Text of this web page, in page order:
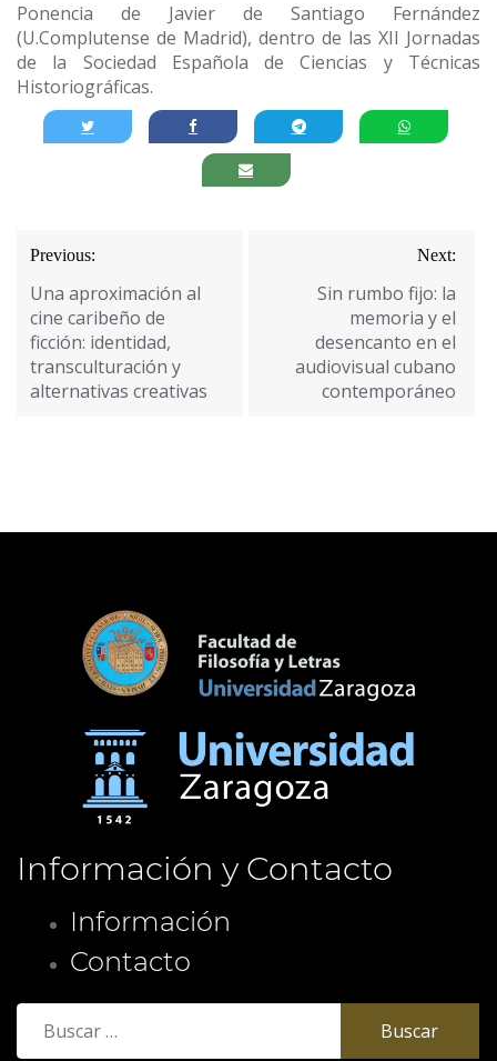
Ponencia de Javier de Santiago Fernández
(U.Complutense de Madrid), dentro de las XII Jornadas
de la Sociedad Española de Ciencias y Técnicas
Historiográficas.
Navegación
de
entradas
Previous:
Una aproximación al
cine caribeño de
ficción: identidad,
transculturación y
alternativas creativas
Next:
Sin rumbo fijo: la
memoria y el
desencanto en el
audiovisual cubano
contemporáneo
Información y Contacto
Información
Contacto
Buscar: